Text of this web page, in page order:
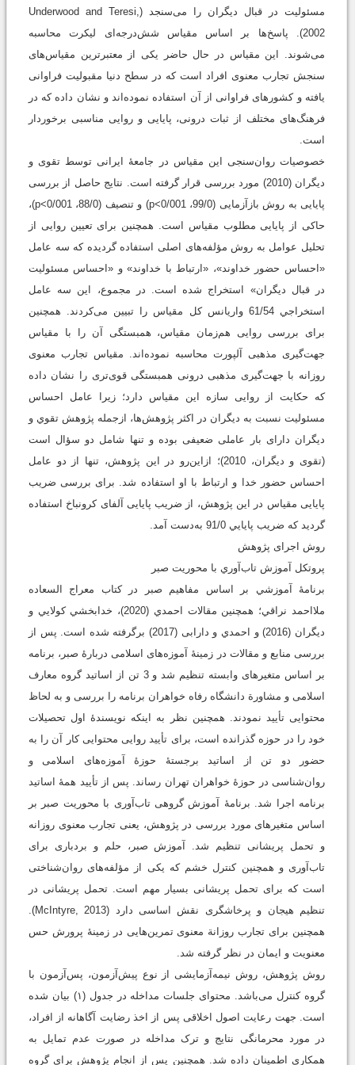
مسئوليت در قبال ديگران را می‌سنجد (Underwood and Teresi,
2002). پاسخ‌ها بر اساس مقیاس شش‌درجه‌ای لیکرت محاسبه
می‌شوند. این مقیاس در حال حاضر یکی از معتبرترین مقیاس‌های
سنجش تجارب معنوی افراد است که در سطح دنیا مقبولیت فراوانی
یافته و کشورهای فراوانی از آن استفاده نموده‌اند و نشان داده که در
فرهنگ‌های مختلف از ثبات درونی، پایایی و روایی مناسبی برخوردار
است.
خصوصیات روان‌سنجی این مقیاس در جامعۀ ایرانی توسط تقوی و
ديگران (2010) مورد بررسی قرار گرفته است. نتایج حاصل از بررسی
پایایی به روش بازآزمایی (99/0، 001/p<0) و تنصيف (88/0، 001/p<0)،
حاکی از پایایی مطلوب مقیاس است. همچنین برای تعیین روایی از
تحلیل عوامل به روش مؤلفه‌های اصلی استفاده گردیده که سه عامل
«احساس حضور خداوند»، «ارتباط با خداوند» و «احساس مسئولیت
در قبال دیگران» استخراج شده است. در مجموع، این سه عامل
استخراجي 61/54 واریانس كل مقیاس را تبیین می‌کردند. همچنین
برای بررسی روایی هم‌زمان مقیاس، همبستگی آن را با مقیاس
جهت‌گیری مذهبی آلپورت محاسبه نموده‌اند. مقیاس تجارب معنوی
روزانه با جهت‌گیری مذهبی درونی همبستگی قوی‌تری را نشان داده
که حکایت از روایی سازه این مقیاس دارد؛ زیرا عامل احساس
مسئولیت نسبت به دیگران در اکثر پژوهش‌ها، ازجمله پژوهش تقوي و
ديگران دارای بار عاملی ضعیفی بوده و تنها شامل دو سؤال است
(تقوی و ديگران، 2010)؛ ازاین‌رو در این پژوهش، تنها از دو عامل
احساس حضور خدا و ارتباط با او استفاده شد. برای بررسی ضریب
پایایی مقیاس در این پژوهش، از ضریب پایایی آلفای کرونباخ استفاده
گردید که ضریب پایایي 91/0 به‌دست آمد.
روش اجرای پژوهش
پروتكل آموزش تاب‌آوري با محوريت صبر
برنامۀ آموزشي بر اساس مفاهيم صبر در كتاب معراج السعاده
ملااحمد نراقي؛ همچنين مقالات احمدي (2020)، خدابخشي كولايي و
ديگران (2016) و احمدي و دارابی (2017) برگرفته شده است. پس از
بررسی منابع و مقالات در زمینۀ آموزه‌های اسلامی دربارۀ صبر، برنامه
بر اساس متغیرهای وابسته تنظیم شد و 3 تن از اساتید گروه معارف
اسلامی و مشاورة دانشگاه رفاه خواهران برنامه را بررسی و به لحاظ
محتوایی تأیید نمودند. همچنین نظر به اینکه نویسندۀ اول تحصیلات
خود را در حوزه گذرانده است، برای تأیید روایی محتوایی کار آن را به
حضور دو تن از اساتید برجستۀ حوزۀ آموزه‌های اسلامی و
روان‌شناسی در حوزۀ خواهران تهران رساند. پس از تأیید همۀ اساتید
برنامه اجرا شد. برنامۀ آموزش گروهی تاب‌آوری با محوریت صبر بر
اساس متغیرهای مورد بررسی در پژوهش، یعنی تجارب معنوی روزانه
و تحمل پریشانی تنظیم شد. آموزش صبر، حلم و بردباری برای
تاب‌آوری و همچنین کنترل خشم که یکی از مؤلفه‌های روان‌شناختی
است که برای تحمل پریشانی بسیار مهم است. تحمل پریشانی در
تنظیم هیجان و پرخاشگری نقش اساسی دارد (McIntyre, 2013).
همچنین برای تجارب روزانة معنوی تمرین‌هایی در زمینۀ پرورش حس
معنویت و ایمان در نظر گرفته شد.
روش پژوهش، روش نيمه‌آزمایشی از نوع پیش‌آزمون، پس‌آزمون با
گروه کنترل می‌باشد. محتوای جلسات مداخله در جدول (۱) بیان شده
است. جهت رعایت اصول اخلاقی پس از اخذ رضایت آگاهانه از افراد،
در مورد محرمانگی نتایج و ترک مداخله در صورت عدم تمایل به
همکاری اطمینان داده شد. همچنين پس از انجام پژوهش براي گروه